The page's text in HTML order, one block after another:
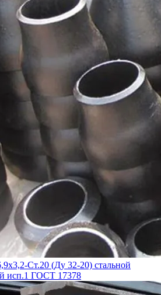
Ст.20 (Ду 32-20) стальной
исп.1 ГОСТ 17378